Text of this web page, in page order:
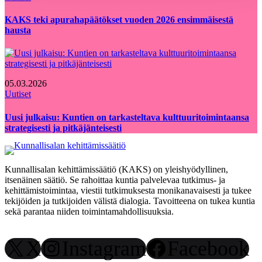
KAKS teki apurahapäätökset vuoden 2026 ensimmäisestä
hausta
05.03.2026
Uutiset
Uusi julkaisu: Kuntien on tarkasteltava kulttuuritoimintaansa
strategisesti ja pitkäjänteisesti
Kunnallisalan kehittämissäätiö (KAKS) on yleishyödyllinen,
itsenäinen säätiö. Se rahoittaa kuntia palvelevaa tutkimus- ja
kehittämistoimintaa, viestii tutkimuksesta monikanavaisesti ja tukee
tekijöiden ja tutkijoiden välistä dialogia. Tavoitteena on tukea kuntia
sekä parantaa niiden toimintamahdollisuuksia.
X Instagram Facebook